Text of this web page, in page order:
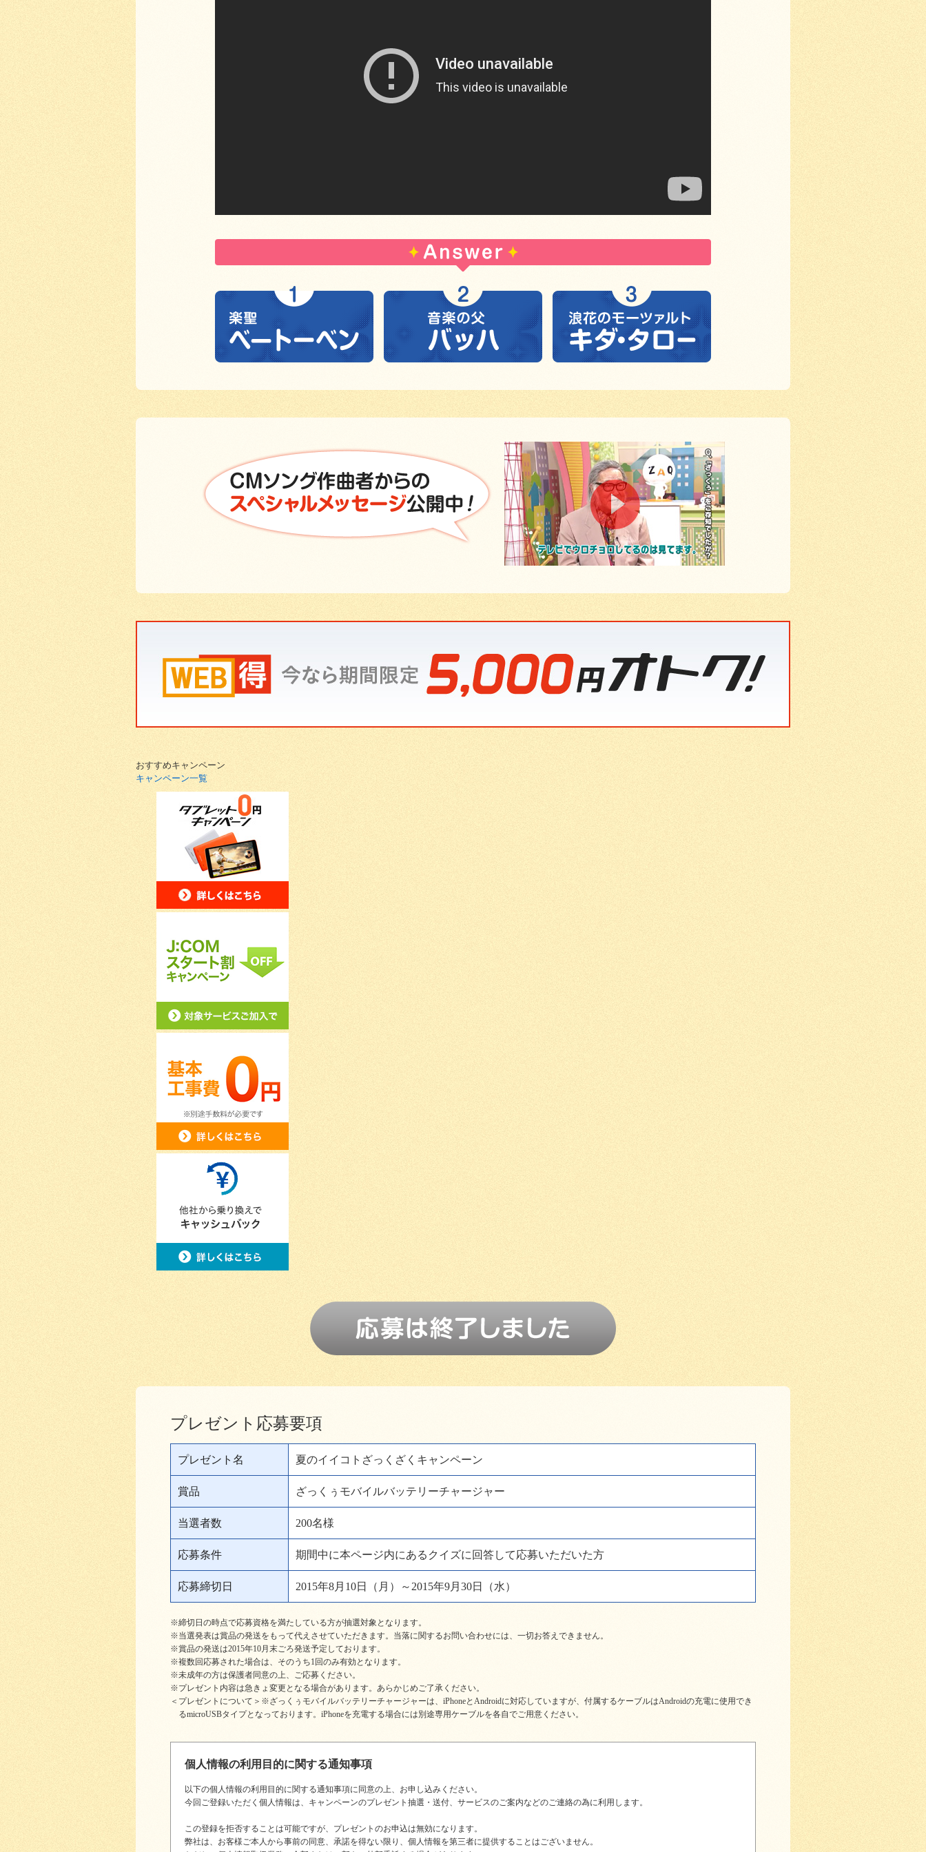
おすすめキャンペーン
キャンペーン一覧
プレゼント応募要項
プレゼント名 夏のイイコトざっくざくキャンペーン
賞品 ざっくぅモバイルバッテリーチャージャー
当選者数 200名様
応募条件 期間中に本ページ内にあるクイズに回答して応募いただいた方
応募締切日 2015年8月10日（月）～2015年9月30日（水）
※締切日の時点で応募資格を満たしている方が抽選対象となります。
※当選発表は賞品の発送をもって代えさせていただきます。当落に関するお問い合わせには、一切お答えできません。
※賞品の発送は2015年10月末ごろ発送予定しております。
※複数回応募された場合は、そのうち1回のみ有効となります。
※未成年の方は保護者同意の上、ご応募ください。
※プレゼント内容は急きょ変更となる場合があります。あらかじめご了承ください。
＜プレゼントについて＞※ざっくぅモバイルバッテリーチャージャーは、iPhoneとAndroidに対応していますが、付属するケーブルはAndroidの充電に使用でき
るmicroUSBタイプとなっております。iPhoneを充電する場合には別途専用ケーブルを各自でご用意ください。
個人情報の利用目的に関する通知事項
以下の個人情報の利用目的に関する通知事項に同意の上、お申し込みください。
今回ご登録いただく個人情報は、キャンペーンのプレゼント抽選・送付、サービスのご案内などのご連絡の為に利用します。
この登録を拒否することは可能ですが、プレゼントのお申込は無効になります。
弊社は、お客様ご本人から事前の同意、承諾を得ない限り、個人情報を第三者に提供することはございません。